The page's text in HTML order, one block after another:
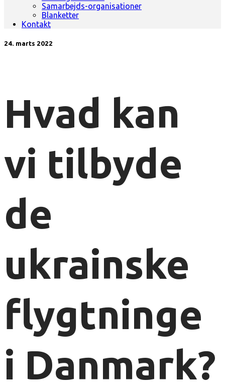
Samarbejds-organisationer
Blanketter
Kontakt
24. marts 2022
Hvad kan
vi tilbyde
de
ukrainske
flygtninge
i Danmark?